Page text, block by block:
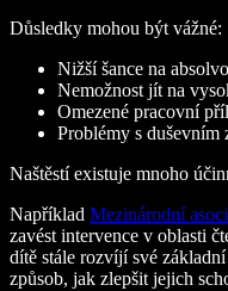
Důsledky mohou být vážné:
Nižší šance na
Nemožnost jít na
Omezené pracovní
Problémy s duševním
Naštěstí existuje mnoho
Například Mezinárodní
zavést intervence v oblasti
dítě stále rozvíjí své
způsob, jak zlepšit jejich